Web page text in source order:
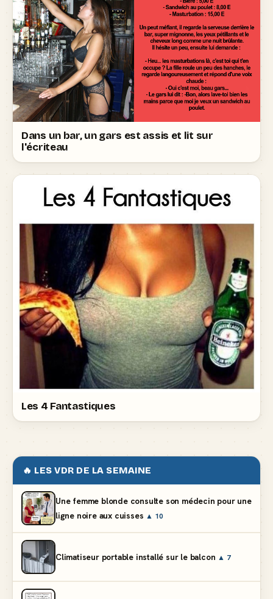
Dans un bar, un gars est assis et lit sur
l'écriteau
Les 4 Fantastiques
🔥 LES VDR DE LA SEMAINE
Une femme blonde consulte son médecin pour une
ligne noire aux cuisses ▲ 10
Climatiseur portable installé sur le balcon ▲ 7